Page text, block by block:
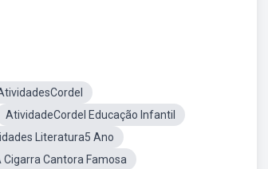
AtividadeCordel Educação Infantil
Literatura5 Ano
Cigarra Cantora Famosa